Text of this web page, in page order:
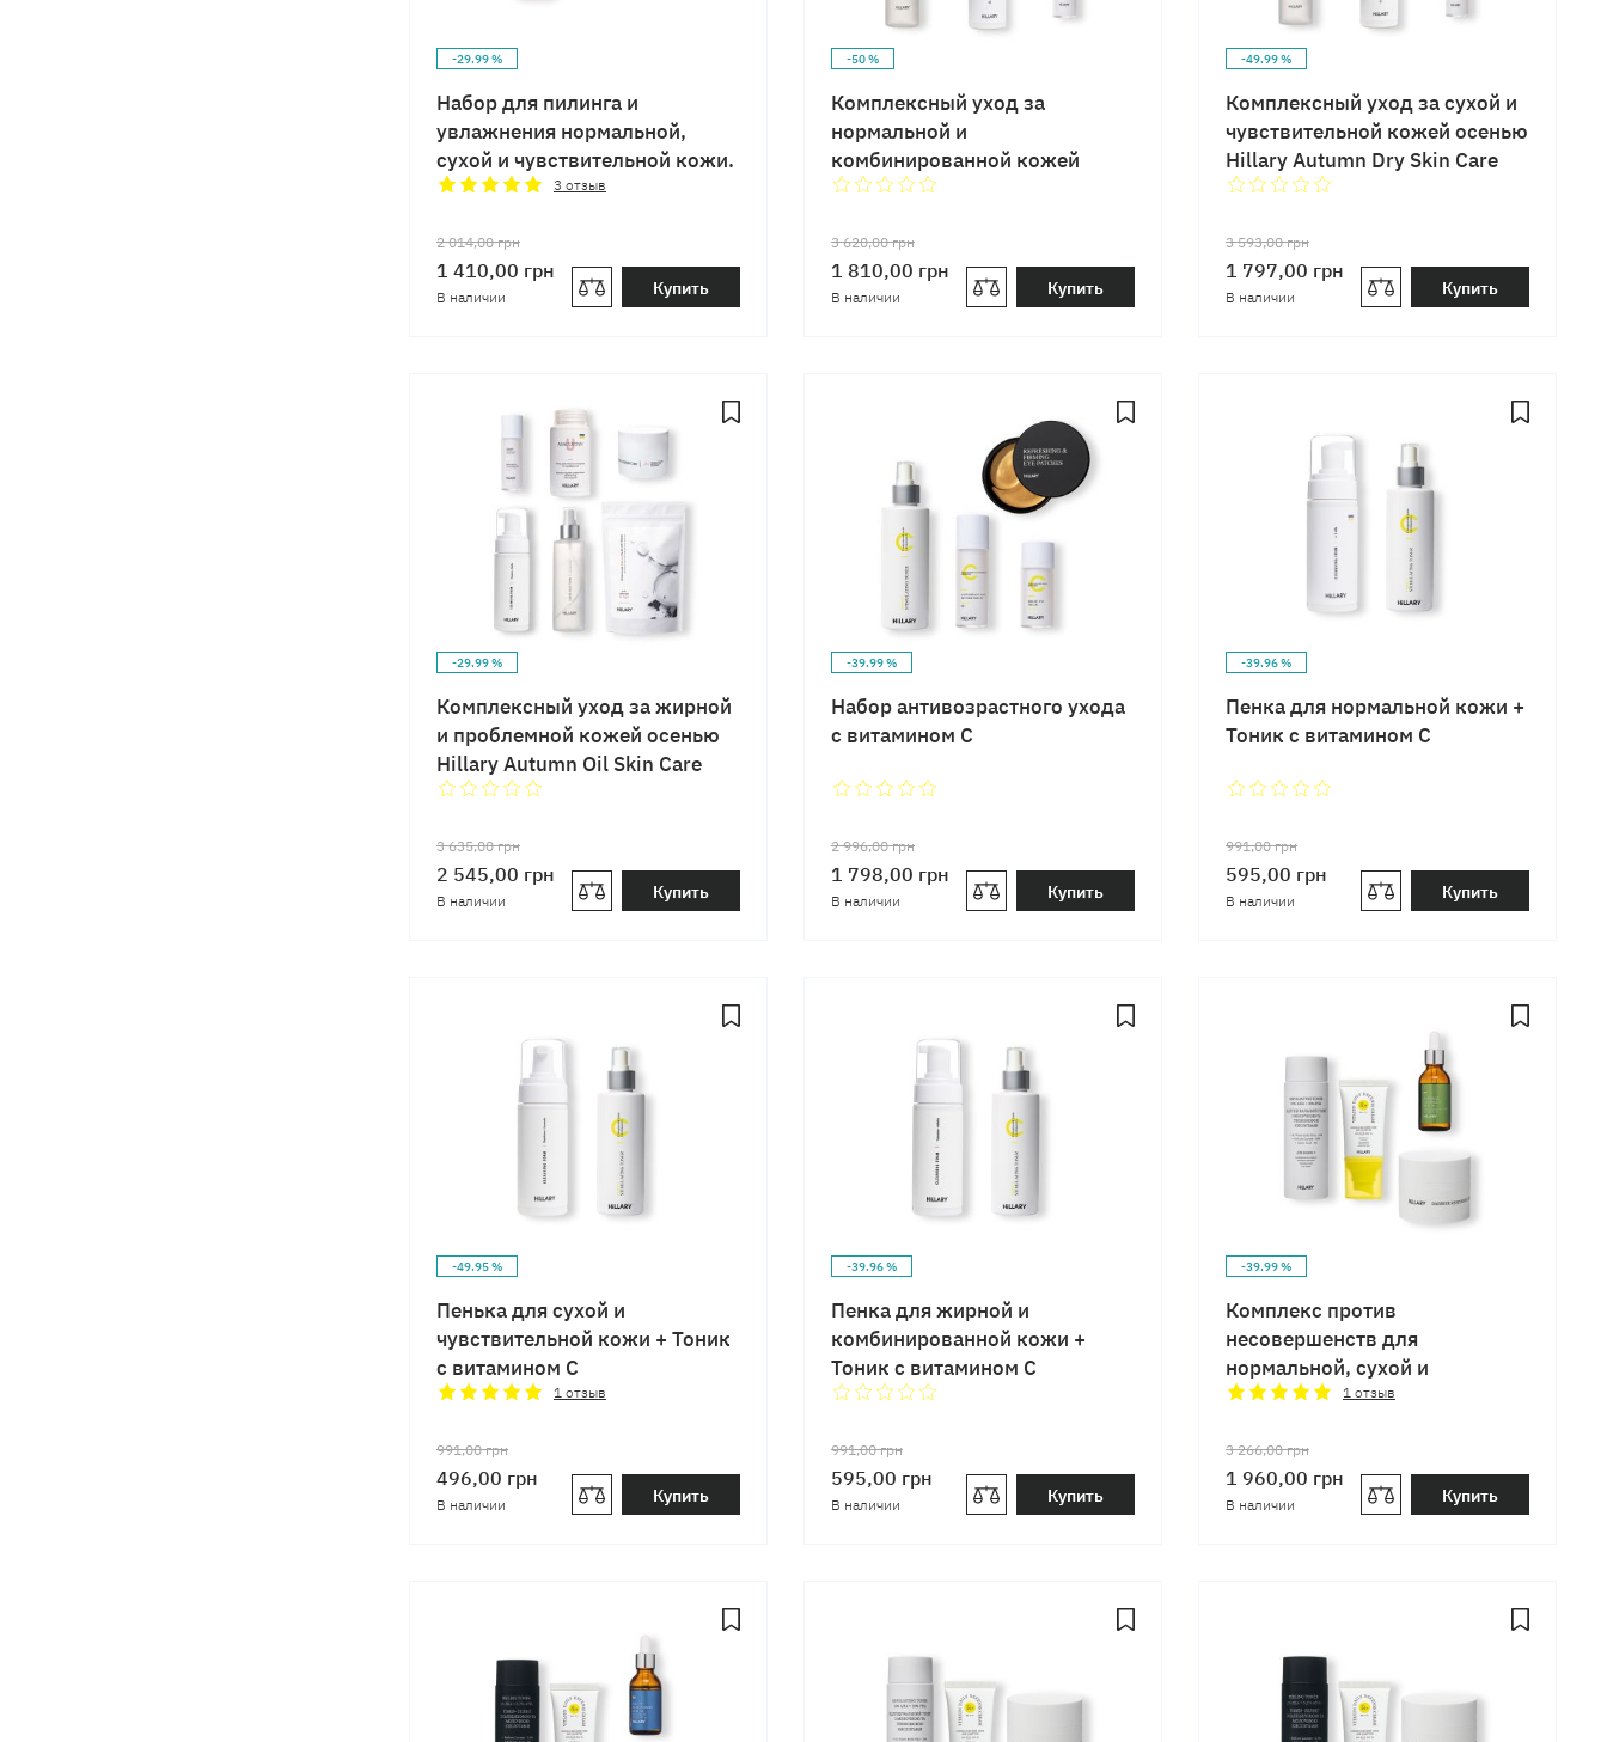
-29.99 %
Набор для пилинга и
увлажнения нормальной,
сухой и чувствительной кожи.
3 отзыв
2 014,00грн
1 410,00 грн
В наличии Купить
-50 %
Комплексный уход за
нормальной и
комбинированной кожей
осенью Hillary Autumn Normal
3 620,00грн
1 810,00 грн
В наличии Купить
-49.99 %
Комплексный уход за сухой и
чувствительной кожей осенью
Hillary Autumn Dry Skin Care
3 593,00грн
1 797,00 грн
В наличии Купить
-29.99 %
Комплексный уход за жирной
и проблемной кожей осенью
Hillary Autumn Oil Skin Care
3 635,00грн
2 545,00 грн
В наличии Купить
-39.99 %
Набор антивозрастного ухода
с витамином C
2 996,00грн
1 798,00 грн
В наличии Купить
-39.96 %
Пенка для нормальной кожи +
Тоник с витамином C
991,00грн
595,00 грн
В наличии Купить
-49.95 %
Пенька для сухой и
чувствительной кожи + Тоник
с витамином C
1 отзыв
991,00грн
496,00 грн
В наличии Купить
-39.96 %
Пенка для жирной и
комбинированной кожи +
Тоник с витамином C
991,00грн
595,00 грн
В наличии Купить
-39.99 %
Комплекс против
несовершенств для
нормальной, сухой и
чувствительной кожи
1 отзыв
3 266,00грн
1 960,00 грн
В наличии Купить